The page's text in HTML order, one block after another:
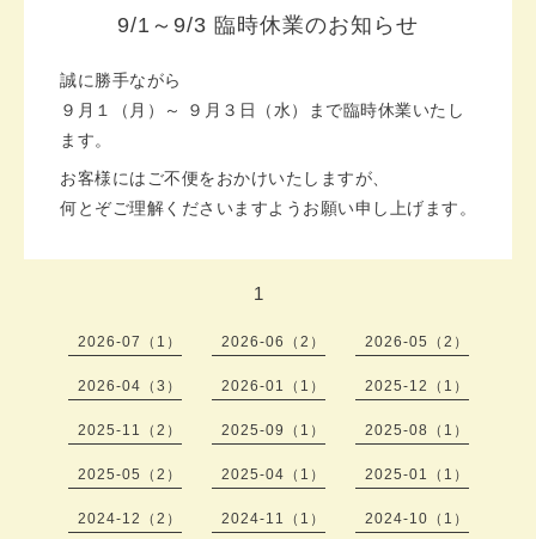
9/1～9/3 臨時休業のお知らせ
誠に勝手ながら
９月１（月）～ ９月３日（水）まで臨時休業いたし
ます。
お客様にはご不便をおかけいたしますが、
何とぞご理解くださいますようお願い申し上げます。
1
2026-07（1） 2026-06（2） 2026-05（2）
2026-04（3） 2026-01（1） 2025-12（1）
2025-11（2） 2025-09（1） 2025-08（1）
2025-05（2） 2025-04（1） 2025-01（1）
2024-12（2） 2024-11（1） 2024-10（1）